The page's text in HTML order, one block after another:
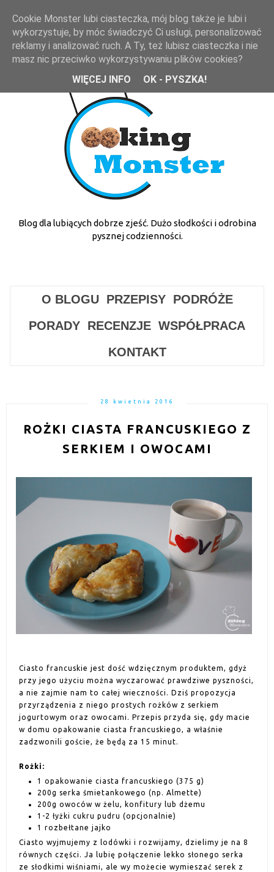
Blog dla lubiących dobrze zjeść. Dużo słodkości i odrobina
pysznej codzienności.
O BLOGU PRZEPISY
PODRÓŻE
PORADY RECENZJE WSPÓŁPRACA
KONTAKT
28 kwietnia 2016
ROŻKI CIASTA FRANCUSKIEGO Z
SERKIEM I OWOCAMI
Ciasto francuskie jest dość wdzięcznym produktem, gdyż
przy jego użyciu można wyczarować prawdziwe pyszności,
a nie zajmie nam to całej wieczności. Dziś propozycja
przyrządzenia z niego prostych rożków z serkiem
jogurtowym oraz owocami. Przepis przyda się, gdy macie
w domu opakowanie ciasta francuskiego, a właśnie
zadzwonili goście, że będą za 15 minut.
Rożki:
1 opakowanie ciasta francuskiego (375 g)
200g serka śmietankowego (np. Almette)
200g owoców w żelu, konfitury lub dżemu
1-2 łyżki cukru pudru (opcjonalnie)
1 rozbełtane jajko
Ciasto wyjmujemy z lodówki i rozwijamy, dzielimy je na 8
równych części. Ja lubię połączenie lekko słonego serka
ze słodkimi wiśniami, ale wy możecie wymieszać serek z
Cookie Monster lubi ciasteczka, mój blog także je lubi i
wykorzystuje, by móc świadczyć Ci usługi, personalizować
reklamy i analizować ruch. A Ty, też lubisz ciasteczka i nie
masz nic przeciwko wykorzystywaniu plików cookies?
WIĘCEJ INFO
OK - PYSZKA!